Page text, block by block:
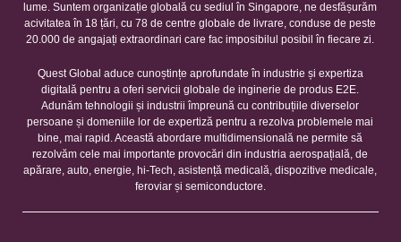
lume. Suntem organizație globală cu sediul în Singapore, ne desfășurăm
acivitatea în 18 țări, cu 78 de centre globale de livrare, conduse de peste
20.000 de angajați extraordinari care fac imposibilul posibil în fiecare zi.
Quest Global aduce cunoștințe aprofundate în industrie și expertiza
digitală pentru a oferi servicii globale de inginerie de produs E2E.
Adunăm tehnologii și industrii împreună cu contribuțiile diverselor
persoane și domeniile lor de expertiză pentru a rezolva problemele mai
bine, mai rapid. Această abordare multidimensională ne permite să
rezolvăm cele mai importante provocări din industria aerospațială, de
apărare, auto, energie, hi-Tech, asistență medicală, dispozitive medicale,
feroviar și semiconductore.